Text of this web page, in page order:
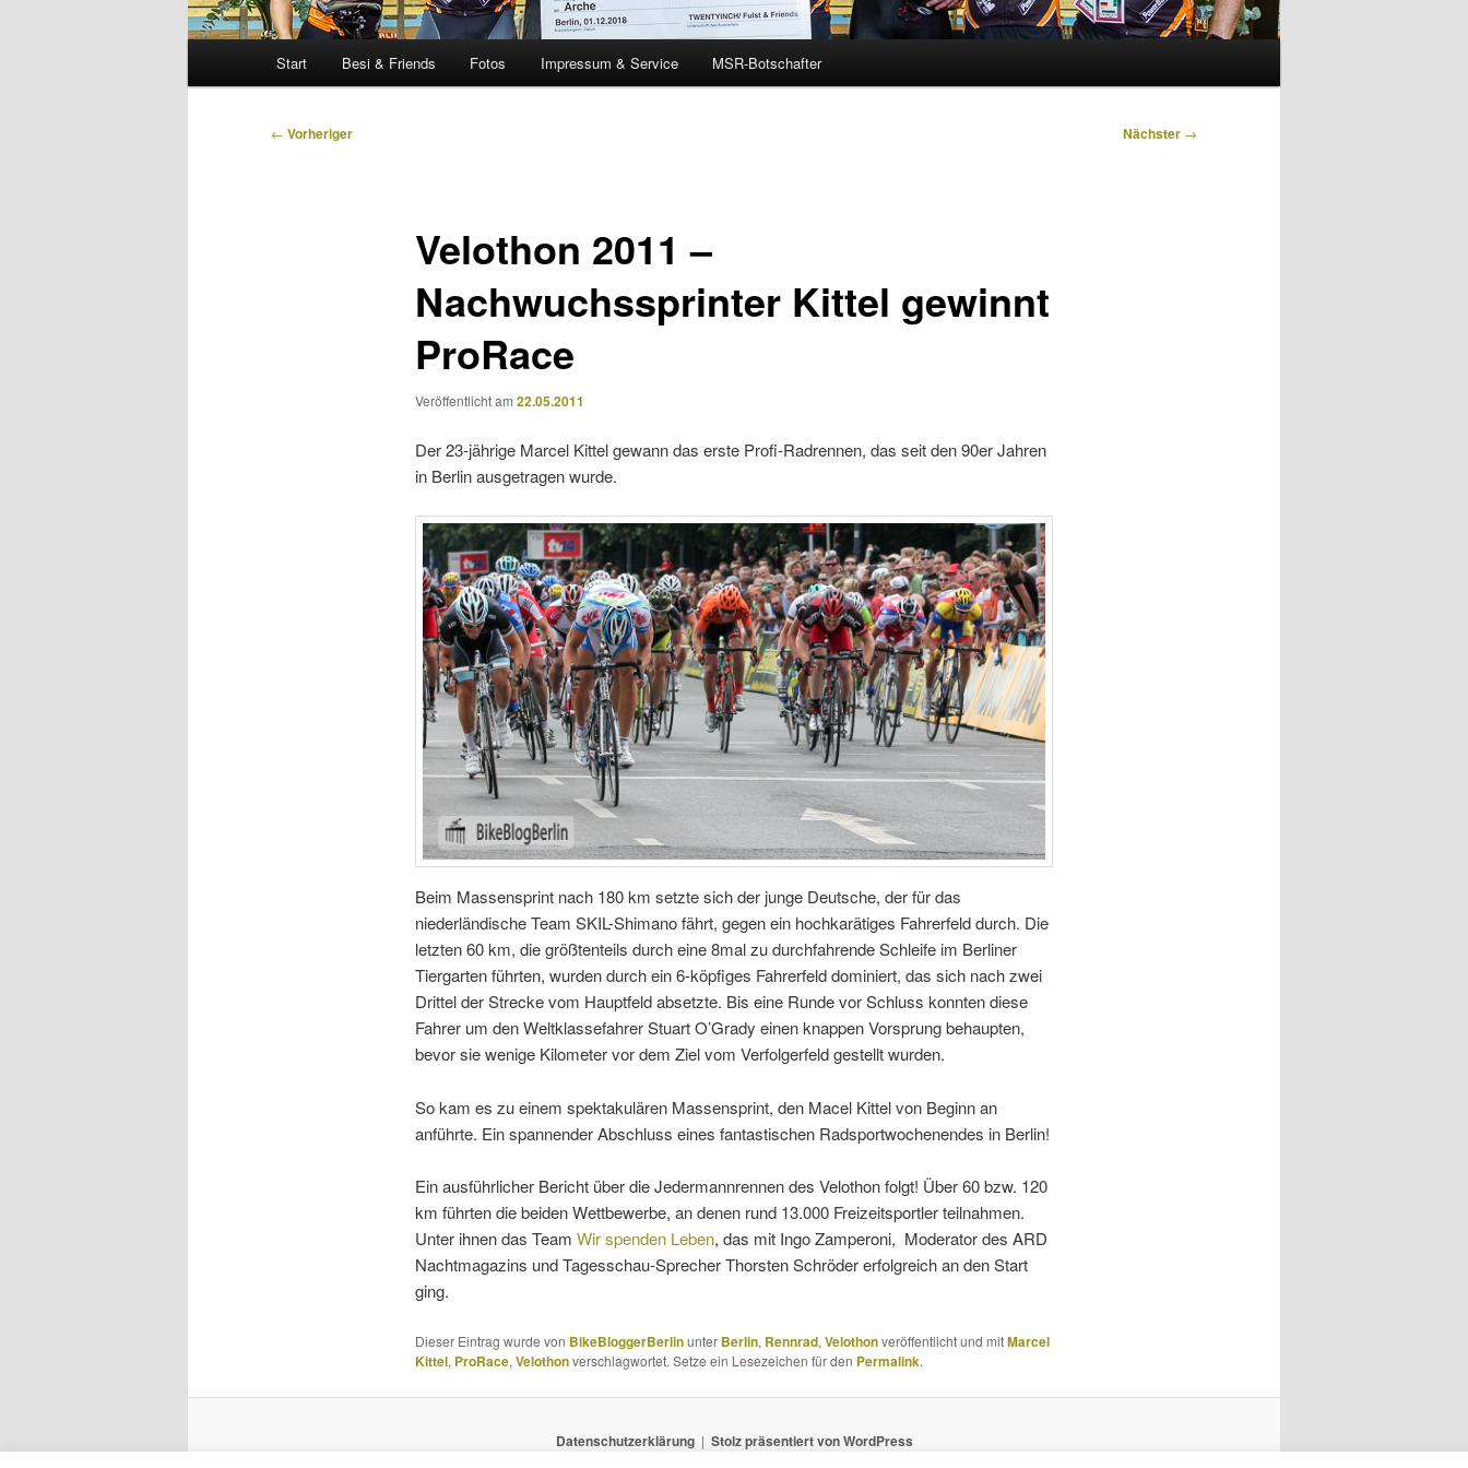
Start Besi & Friends Fotos Impressum & Service MSR-Botschafter
Beitragsnavigation
← Vorheriger Nächster →
Velothon 2011 –
Nachwuchssprinter Kittel gewinnt
ProRace
Veröffentlicht am 22.05.2011
Der 23-jährige Marcel Kittel gewann das erste Profi-Radrennen, das seit den 90er Jahren
in Berlin ausgetragen wurde.
Beim Massensprint nach 180 km setzte sich der junge Deutsche, der für das
niederländische Team SKIL-Shimano fährt, gegen ein hochkarätiges Fahrerfeld durch. Die
letzten 60 km, die größtenteils durch eine 8mal zu durchfahrende Schleife im Berliner
Tiergarten führten, wurden durch ein 6-köpfiges Fahrerfeld dominiert, das sich nach zwei
Drittel der Strecke vom Hauptfeld absetzte. Bis eine Runde vor Schluss konnten diese
Fahrer um den Weltklassefahrer Stuart O’Grady einen knappen Vorsprung behaupten,
bevor sie wenige Kilometer vor dem Ziel vom Verfolgerfeld gestellt wurden.
So kam es zu einem spektakulären Massensprint, den Macel Kittel von Beginn an
anführte. Ein spannender Abschluss eines fantastischen Radsportwochenendes in Berlin!
Ein ausführlicher Bericht über die Jedermannrennen des Velothon folgt! Über 60 bzw. 120
km führten die beiden Wettbewerbe, an denen rund 13.000 Freizeitsportler teilnahmen.
Unter ihnen das Team Wir spenden Leben, das mit Ingo Zamperoni, Moderator des ARD
Nachtmagazins und Tagesschau-Sprecher Thorsten Schröder erfolgreich an den Start
ging.
Dieser Eintrag wurde von BikeBloggerBerlinunter Berlin, Rennrad, Velothonveröffentlicht und mitMarcel
Kittel, ProRace, Velothonverschlagwortet. Setze ein Lesezeichen für den Permalink.
Datenschutzerklärung Stolz präsentiert von WordPress